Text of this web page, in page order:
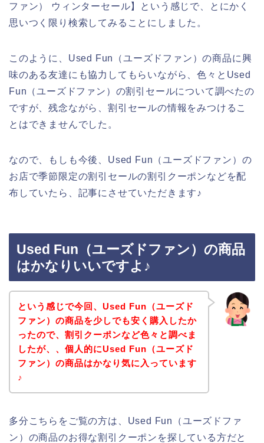
ファン） ウィンターセール】という感じで、とにかく
思いつく限り検索してみることにしました。
このように、Used Fun（ユーズドファン）の商品に興
味のある友達にも協力してもらいながら、色々とUsed
Fun（ユーズドファン）の割引セールについて調べたの
ですが、残念ながら、割引セールの情報をみつけるこ
とはできませんでした。
なので、もしも今後、Used Fun（ユーズドファン）の
お店で季節限定の割引セールの割引クーポンなどを配
布していたら、記事にさせていただきます♪
Used Fun（ユーズドファン）の商品
はかなりいいですよ♪
という感じで今回、Used Fun（ユーズド
ファン）の商品を少しでも安く購入したか
ったので、割引クーポンなど色々と調べま
したが、、個人的にUsed Fun（ユーズド
ファン）の商品はかなり気に入っています
♪
多分こちらをご覧の方は、Used Fun（ユーズドファ
ン）の商品のお得な割引クーポンを探している方だと